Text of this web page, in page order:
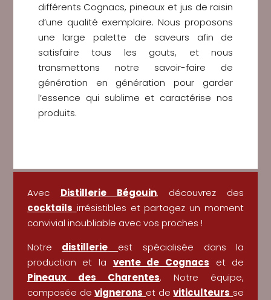
différents Cognacs, pineaux et jus de raisin
d’une qualité exemplaire. Nous proposons
une large palette de saveurs afin de
satisfaire tous les gouts, et nous
transmettons notre savoir-faire de
génération en génération pour garder
l’essence qui sublime et caractérise nos
produits.
Avec Distillerie Bégouin, découvrez des
cocktails irrésistibles et partagez un moment
convivial inoubliable avec vos proches !
Notre distillerie
est spécialisée dans la
production et la vente de Cognacs et de
Pineaux des Charentes. Notre équipe,
composée devignerons et deviticulteurs se